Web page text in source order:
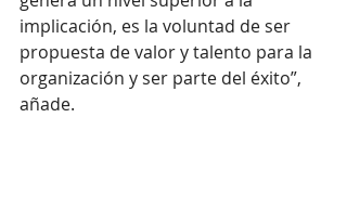
implicación, es la voluntad de ser
propuesta de valor y talento para la
organización y ser parte del éxito”,
añade.